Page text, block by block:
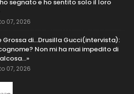
segnato e ho sentito solo il loro
07, 2026
Grossa di…Drusilla Gucci(intervista):
Non mi ha mai impedito di
07, 2026